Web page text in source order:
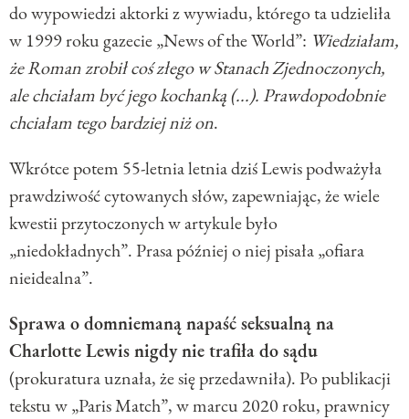
do wypowiedzi aktorki z wywiadu, którego ta udzieliła
w 1999 roku gazecie „News of the World”: Wiedziałam,
że Roman zrobił coś złego w Stanach Zjednoczonych,
ale chciałam być jego kochanką (...). Prawdopodobnie
chciałam tego bardziej niż on.
Wkrótce potem 55-letnia letnia dziś Lewis podważyła
prawdziwość cytowanych słów, zapewniając, że wiele
kwestii przytoczonych w artykule było
„niedokładnych”. Prasa później o niej pisała „ofiara
nieidealna”.
Sprawa o domniemaną napaść seksualną na
Charlotte Lewis nigdy nie trafiła do sądu
(prokuratura uznała, że się przedawniła). Po publikacji
tekstu w „Paris Match”, w marcu 2020 roku, prawnicy